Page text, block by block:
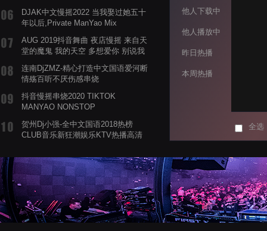
DJAK中文慢摇2022 当我娶过她五十
年以后,Private ManYao Mix
AUG 2019抖音舞曲 夜店慢摇 来自天
堂的魔鬼 我的天空 多想爱你 别说我
连南DjZMZ-精心打造中文国语爱河断
情殇百听不厌伤感串烧
抖音慢摇串烧2020 TIKTOK
MANYAO NONSTOP
蝉爸爸妈妈爱存在夏天的风是想你的
声音啊
贺州Dj小强-全中文国语2018热榜
CLUB音乐新狂潮娱乐KTV热播高清
他人下载中
他人播放中
昨日热播
本周热播
全选